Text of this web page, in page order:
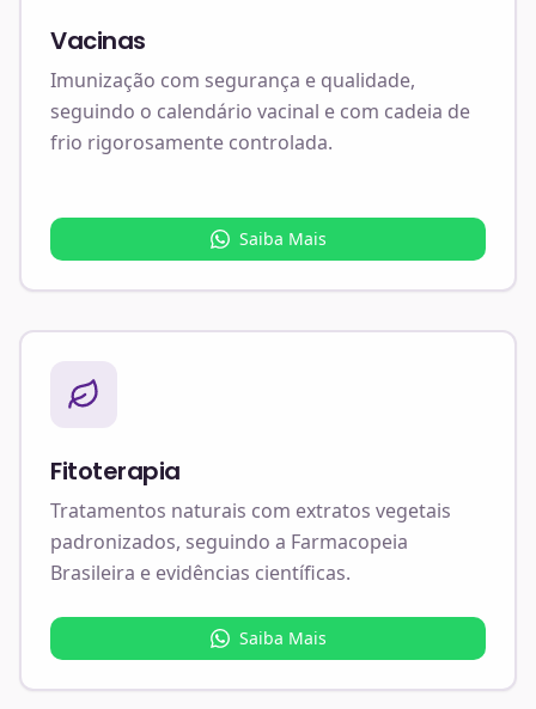
Vacinas
Imunização com segurança e qualidade,
seguindo o calendário vacinal e com cadeia de
frio rigorosamente controlada.
Saiba Mais
Fitoterapia
Tratamentos naturais com extratos vegetais
padronizados, seguindo a Farmacopeia
Brasileira e evidências científicas.
Saiba Mais